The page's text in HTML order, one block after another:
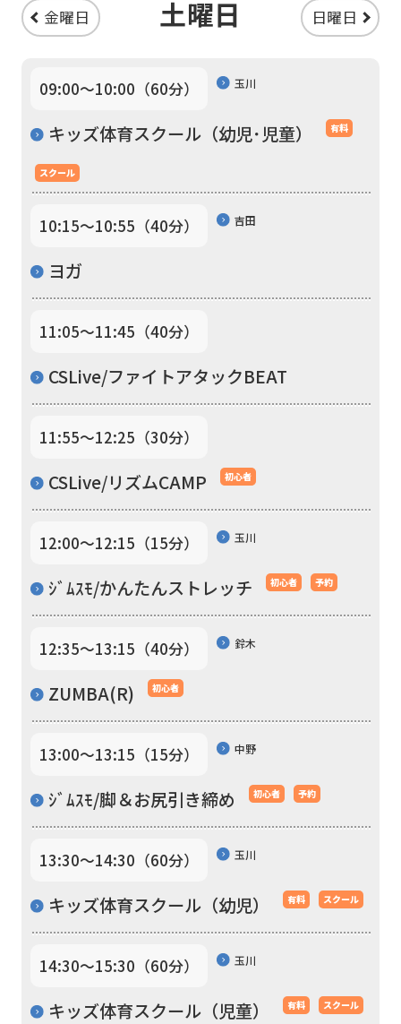
金曜日 土曜日 日曜日
09:00〜10:00（60分） 玉川
キッズ体育スクール（幼児･児童） 有料
スクール
10:15〜10:55（40分） 吉田
ヨガ
11:05〜11:45（40分）
CSLive/ファイトアタックBEAT
11:55〜12:25（30分）
CSLive/リズムCAMP 初心者
12:00〜12:15（15分） 玉川
ｼﾞﾑｽﾓ/かんたんストレッチ 初心者 予約
12:35〜13:15（40分） 鈴木
ZUMBA(R) 初心者
13:00〜13:15（15分） 中野
ｼﾞﾑｽﾓ/脚＆お尻引き締め 初心者 予約
13:30〜14:30（60分） 玉川
キッズ体育スクール（幼児） 有料 スクール
14:30〜15:30（60分） 玉川
キッズ体育スクール（児童） 有料 スクール
For
foreigners
official
automatically
translated
English.
the
below
(start
automatic
return
to
top
However,
you
use
automatic